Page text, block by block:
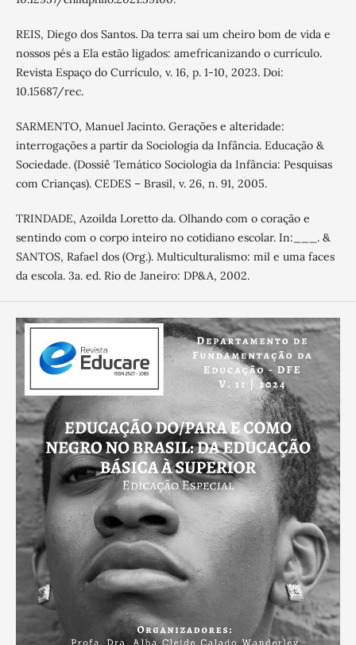
REIS, Diego dos Santos. Da terra sai um cheiro bom de vida e
nossos pés a Ela estão ligados: amefricanizando o currículo.
Revista Espaço do Currículo, v. 16, p. 1-10, 2023. Doi:
10.15687/rec.
SARMENTO, Manuel Jacinto. Gerações e alteridade:
interrogações a partir da Sociologia da Infância. Educação &
Sociedade. (Dossiê Temático Sociologia da Infância: Pesquisas
com Crianças). CEDES – Brasil, v. 26, n. 91, 2005.
TRINDADE, Azoilda Loretto da. Olhando com o coração e
sentindo com o corpo inteiro no cotidiano escolar. In:___. &
SANTOS, Rafael dos (Org.). Multiculturalismo: mil e uma faces
da escola. 3a. ed. Rio de Janeiro: DP&A, 2002.